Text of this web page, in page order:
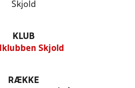
Skjold
KLUB
Skjold
RÆKKE